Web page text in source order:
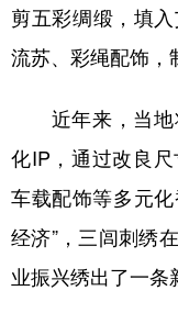
剪五彩绸缎，填
流苏、彩绳配饰，
近年来，当地
化IP，通过改良尺
车载配饰等多元
经济”，三闾刺绣
业振兴绣出了一条